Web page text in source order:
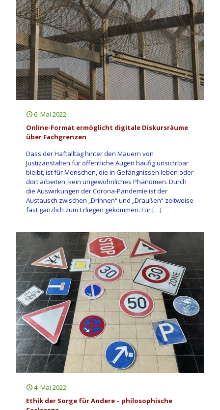
6. Mai 2022
Online-Format ermöglicht digitale Diskursräume
über Fachgrenzen
Dass der Haftalltag hinter den Mauern von
Justizanstalten für öffentliche Augen häufig unsichtbar
bleibt, ist für Menschen, die in Gefängnissen leben oder
dort arbeiten, kein ungewöhnliches Phänomen. Durch
die Auswirkungen der Corona-Pandemie ist der
Austausch zwischen „Drinnen“ und „Draußen“ zeitweise
fast gänzlich zum Erliegen gekommen. Für[…]
4. Mai 2022
Ethik der Sorge für Andere – philosophische